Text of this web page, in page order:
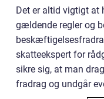
Det er altid vigtigt at
gældende regler og
skatteekspert for
sikre sig, at man
fradrag og undgår